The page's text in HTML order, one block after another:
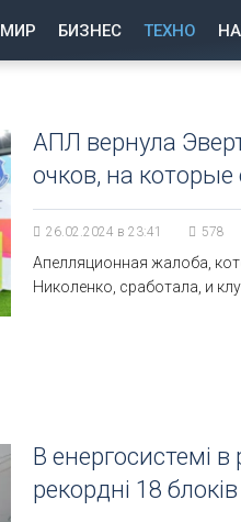
МИР БИЗНЕС ТЕХНО
АПЛ вернула
очков, на
26.02.2024 в 23:41 578
Апелляционная жалоба,
Николенко, сработала, и
В енергосистемі в
рекордні 18